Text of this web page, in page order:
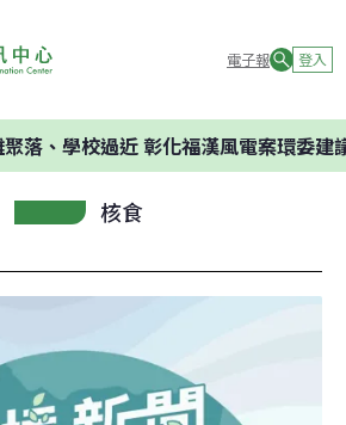
電子報 登入
校過近 彰化福漢風電案環委建議不應開
核食